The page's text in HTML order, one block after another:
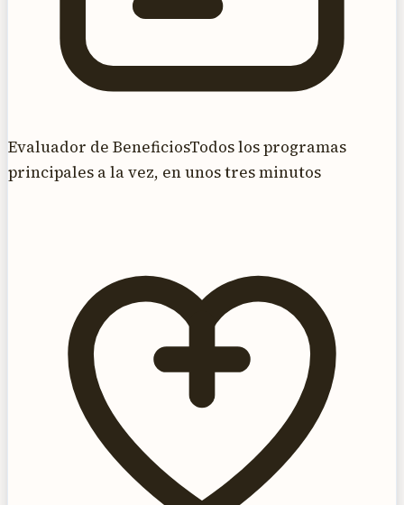
Evaluador de BeneficiosTodos los programas
principales a la vez, en unos tres minutos